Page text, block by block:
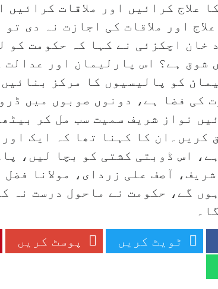
علاج کرائیں اور ملاقات کرائیں
اور ملاقات کی اجازت نہ دی
خان اچکزئی نے کہا کہ حکومت کو
شوق ہے؟ اس پارلیمان اور عدالت
کو پالیسیوں کا مرکز
کی فضا ہے، دونوں صوبوں میں
نواز شریف سمیت سب مل کر
کریں۔ان کا کہنا تھا کہ ایک
اس ڈوبتی کشتی کو بچا لیں،
آصف علی زردای، مولانا فضل
گے، حکومت نے ماحول درست نہ
ٹویٹ کریں پوسٹ کریں